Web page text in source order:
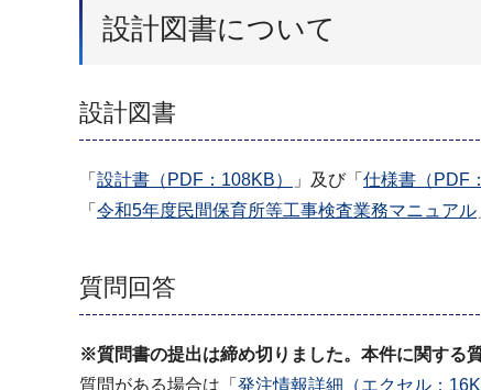
設計図書について
設計図書
「 設計書（PDF：108KB） 」及び「 仕様書（PDF
「 令和5年度民間保育所等工事検査業務マニュアル
質問回答
※質問書の提出は締め切りました。本件に関する
質問がある場合は「 発注情報詳細（エクセル：